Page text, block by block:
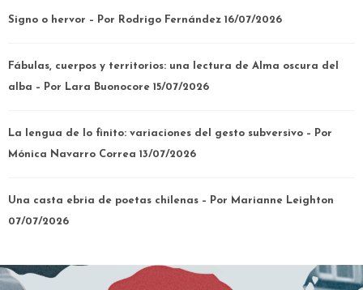
Signo o hervor – Por Rodrigo Fernández 16/07/2026
Fábulas, cuerpos y territorios: una lectura de Alma oscura del
alba – Por Lara Buonocore 15/07/2026
La lengua de lo finito: variaciones del gesto subversivo – Por
Mónica Navarro Correa 13/07/2026
Una casta ebria de poetas chilenas – Por Marianne Leighton
07/07/2026